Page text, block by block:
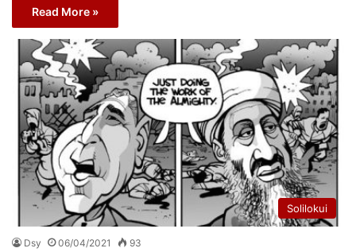
Read More »
Solilokui
Dsy 06/04/2021 93